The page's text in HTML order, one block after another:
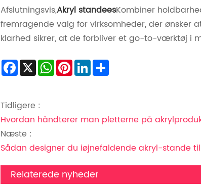
Afslutningsvis,Akryl standeesKombiner
fremragende valg for virksomheder, der ønsker
klarhed sikrer, at de forbliver et go-to-værktøj i
Facebook
X WhatsApp
PinterestLinkedIn
Tidligere :
Hvordan håndterer man pletterne på
Næste :
Sådan designer du iøjnefaldende akryl-stande
Relaterede nyheder